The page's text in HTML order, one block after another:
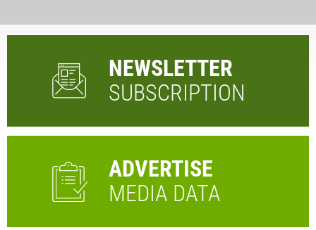
NEWSLETTER
SUBSCRIPTION
ADVERTISE
MEDIA DATA